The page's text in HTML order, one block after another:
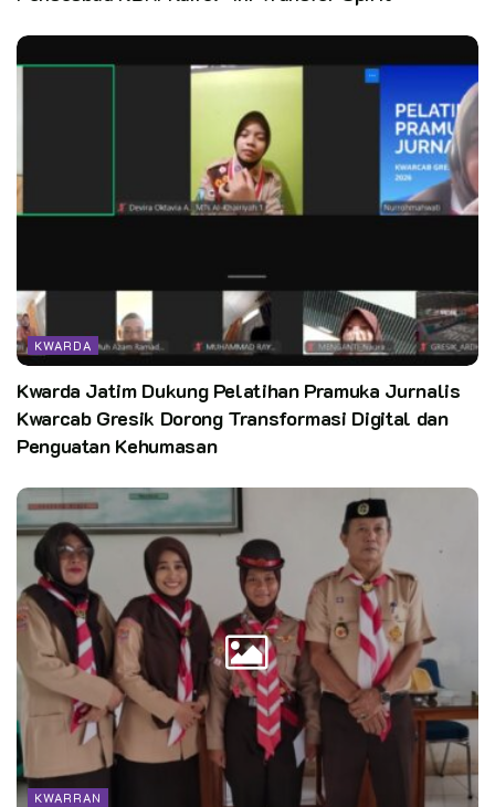
KWARDA
Kwarda Jatim Dukung Pelatihan Pramuka Jurnalis
Kwarcab Gresik Dorong Transformasi Digital dan
Penguatan Kehumasan
KWARRAN